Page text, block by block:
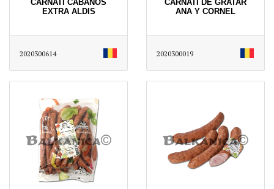
CARNATI CABANOS
EXTRA ALDIS
2020300614
CARNATI DE GRATAR
ANA Y CORNEL
2020300019